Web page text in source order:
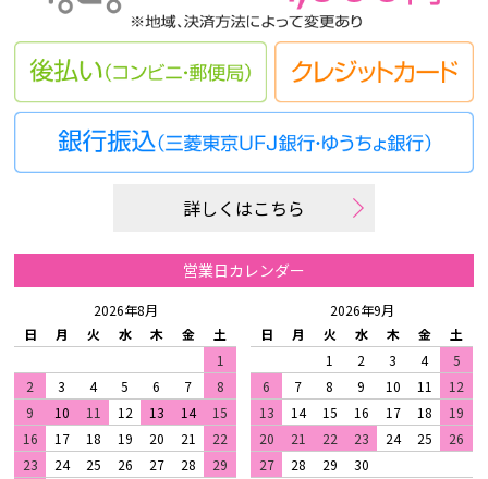
詳しくはこちら
営業日カレンダー
2026年8月
日
月 火 水 木 金
土
1
2
3 4 5 6 7
8
9
10 11 12 13 14
15
16
17 18 19 20 21
22
23
24 25 26 27 28
29
2026年9月
日
月 火 水 木 金
土
1
2 3 4
5
6
7 8 9 10 11
12
13
14 15 16 17 18
19
20
21 22 23 24 25
26
27
28 29 30